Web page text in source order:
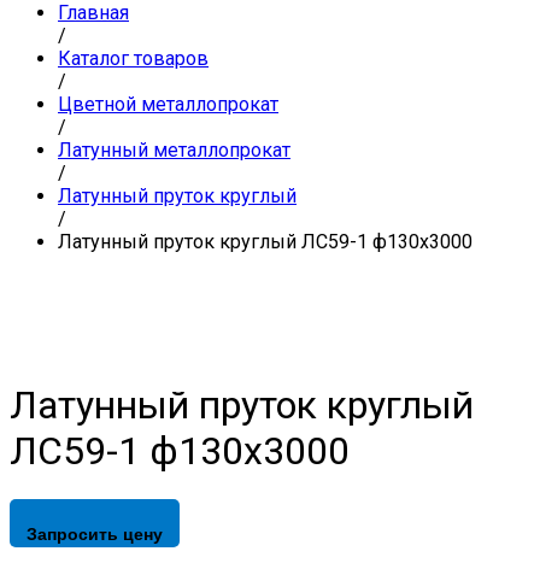
Главная
/
Каталог товаров
/
Цветной металлопрокат
/
Латунный металлопрокат
/
Латунный пруток круглый
/
Латунный пруток круглый ЛС59-1 ф130х3000
Латунный пруток круглый
ЛС59-1 ф130х3000
Запросить цену